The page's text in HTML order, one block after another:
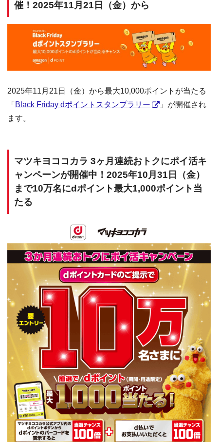
催！2025年11月21日（金）から
2025年11月21日（金）から最大10,000ポイントが当たる
「 Black Friday dポイントスタンプラリー
」が開催され
ます。
マツキヨココカラ 3ヶ月連続おトクにポイ活キ
ャンペーンが開催中！2025年10月31日（金）
まで10万名にdポイント最大1,000ポイント当
たる